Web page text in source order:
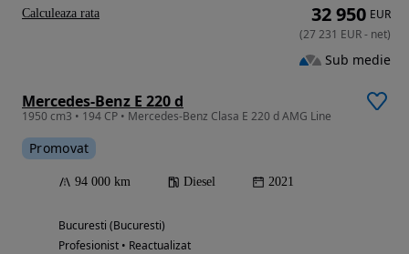
Mercedes-Benz E 220 d
1950 cm3 • 194 CP • Mercedes-Benz Clasa E 220 d AMG Line
Promovat
94 000 km Diesel 2021
Bucuresti (Bucuresti)
Profesionist • Reactualizat
32 950 EUR
(27 231 EUR- net)
Sub medie
Calculeaza rata